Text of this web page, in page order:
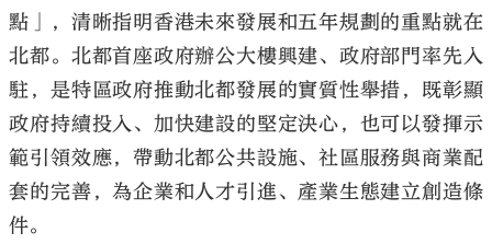
點」，清晰指明香港未來發展和五年規劃的重點就在
北都。北都首座政府辦公大樓興建、政府部門率先入
駐，是特區政府推動北都發展的實質性舉措，既彰顯
政府持續投入、加快建設的堅定決心，也可以發揮示
範引領效應，帶動北都公共設施、社區服務與商業配
套的完善，為企業和人才引進、產業生態建立創造條
件。